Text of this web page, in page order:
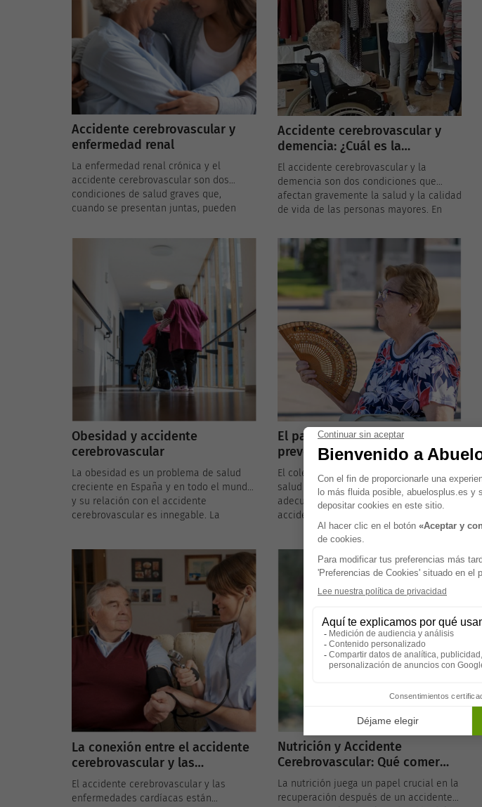
Accidente cerebrovascular y
enfermedad renal
La enfermedad renal crónica y el
accidente cerebrovascular son dos
condiciones de salud graves que,
cuando se presentan juntas, pueden
de complicaciones y resultados
enfermedad renal crónica es un
problema de salud importante, entender
la relación entre esta condición y el
accidente cerebrovascular es crucial
para la prevención y el manejo
adecuados.
Accidente cerebrovascular y
demencia: ¿Cuál es la
conexión?
El accidente cerebrovascular y la
demencia son dos condiciones que
afectan gravemente la salud y la calidad
de vida de las personas mayores. En
población es una tendencia creciente,
entender la conexión entre el accidente
cerebrovascular y la demencia,
especialmente la demencia vascular, es
crucial para la prevención y el manejo
de estas enfermedades.
Obesidad y accidente
cerebrovascular
La obesidad es un problema de salud
creciente en España y en todo el mundo,
y su relación con el accidente
cerebrovascular es innegable. La
cerebrovascular, sino que también
puede exacerbar otros factores de
riesgo, como la diabetes y la
hipertensión. Comprender cómo la
obesidad contribuye al riesgo de
accidente cerebrovascular y aprender
estrategias de manejo del peso es
crucial para prevenir este evento
potencialmente mortal.
El papel del colesterol en la
prevención de accidentes
cerebrovasculares
El colesterol juega un papel crucial en la
salud cardiovascular, y su gestión
adecuada es fundamental para prevenir
accidentes cerebrovasculares. En
España, donde las enfermedades
cardiovasculares son una preocupación
importante, es esencial entender cómo
los niveles de colesterol, especialmente
el colesterol LDL ("malo"), influyen en el
riesgo de sufrir un accidente
manejar a través de cambios en la dieta
y el estilo de vida.
La conexión entre el accidente
cerebrovascular y las
enfermedades cardíacas
El accidente cerebrovascular y las
enfermedades cardíacas están
Nutrición y Accidente
Cerebrovascular: Qué comer
para una recuperación
saludable
La nutrición juega un papel crucial en la
recuperación después de un accidente